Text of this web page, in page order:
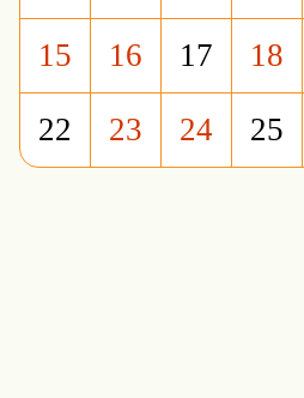
15 16 17 18
22 23 24 25